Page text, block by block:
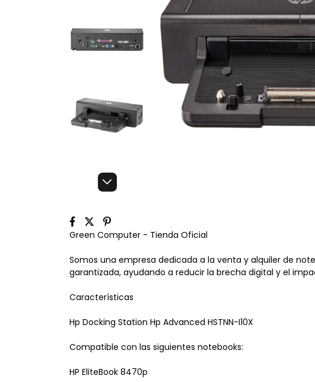
Green Computer - Tienda Oficial
Somos una empresa dedicada a la venta y alquiler de
garantizada, ayudando a reducir la brecha digital y el
Características
Hp Docking Station Hp Advanced HSTNN-I10X
Compatible con las siguientes notebooks:
HP EliteBook 8470p